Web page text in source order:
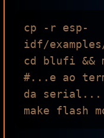
cp -r esp-
idf/
cd blufi &&
#...e ao
da serial...